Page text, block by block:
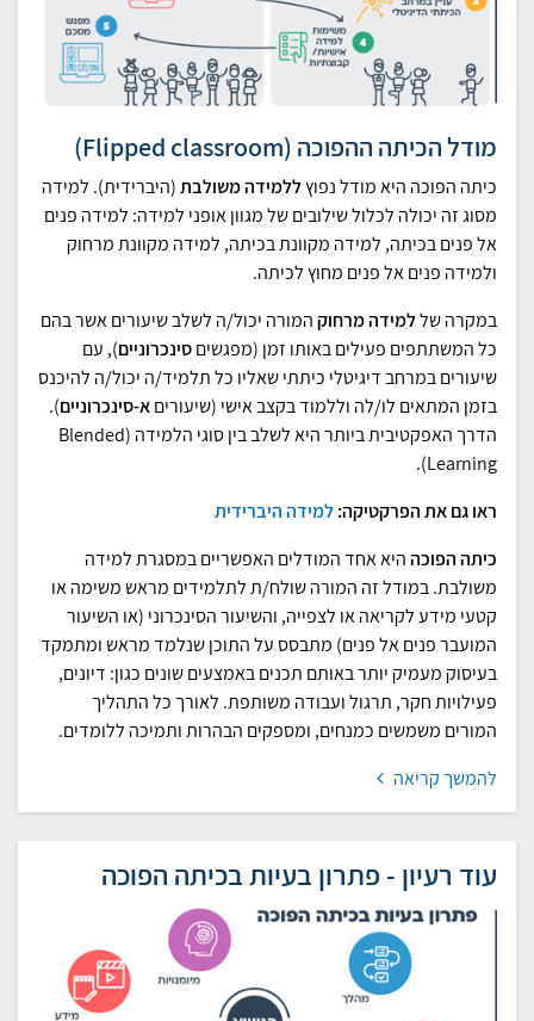
מודל הכיתה ההפוכה (Flipped classroom)
כיתה הפוכה היא מודל נפוץללמידה משולבת(היברידית). למידה
מסוג זה יכולה לכלול שילובים של מגוון אופני למידה: למידה פנים
אל פנים בכיתה, למידה מקוונת בכיתה, למידה מקוונת מרחוק
ולמידה פנים אל פנים מחוץ לכיתה.
במקרה שללמידה מרחוקהמורה יכול/ה לשלב שיעורים אשר בהם
כל המשתתפים פעילים באותו זמן (מפגשיםסינכרוניים), עם
שיעורים במרחב דיגיטלי כיתתי שאליו כל תלמיד/ה יכול/ה להיכנס
בזמן המתאים לו/לה וללמוד בקצב אישי (שיעוריםא-סינכרוניים).
הדרך האפקטיבית ביותר היא לשלב בין סוגי הלמידה (Blended
Learning).
ראו גם את הפרקטיקה:למידה היברידית
כיתה הפוכההיא אחד המודלים האפשריים במסגרת למידה
משולבת. במודל זה המורה שולח/ת לתלמידים מראש משימה או
קטעי מידע לקריאה או לצפייה, והשיעור הסינכרוני (או השיעור
המועבר פנים אל פנים) מתבסס על התוכן שנלמד מראש ומתמקד
בעיסוק מעמיק יותר באותם תכנים באמצעים שונים כגון: דיונים,
פעילויות חקר, תרגול ועבודה משותפת. לאורך כל התהליך
המורים משמשים כמנחים, ומספקים הבהרות ותמיכה ללומדים.
להמשך קריאה
עוד רעיון - פתרון בעיות בכיתה הפוכה